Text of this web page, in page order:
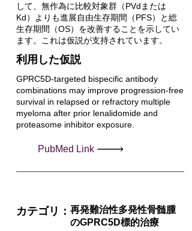
して、無作為に比較対象群（PVdまたは
Kd）よりも進展自由生存期間（PFS）と総
生存期間（OS）を改善することを示してい
ます。これは仮説が支持されています。
利用した仮説
GPRC5D-targeted bispecific antibody
combinations may improve progression-free
survival in relapsed or refractory multiple
myeloma after prior lenalidomide and
proteasome inhibitor exposure.
PubMed Link
カテゴリ： 再発難治性多発性骨髄腫
のGPRC5D標的治療